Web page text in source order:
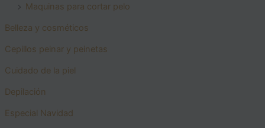
Maquinas para cortar pelo
Belleza y cosméticos
Cepillos peinar y peinetas
Cuidado de la piel
Depilación
Especial Navidad